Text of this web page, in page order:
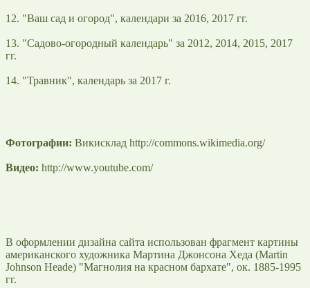
12. "Ваш сад и огород", календари за 2016, 2017 гг.
13. "Садово-огородный календарь" за 2012, 2014, 2015, 2017
гг.
14. "Травник", календарь за 2017 г.
Фотографии: Викисклад http://commons.wikimedia.org/
Видео: http://www.youtube.com/
В оформлении дизайна сайта использован фрагмент картины
американского художника Мартина Джонсона Хеда (Martin
Johnson Heade) "Магнолия на красном бархате", ок. 1885-1995
гг.